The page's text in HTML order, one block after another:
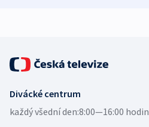
Divácké centrum
každý všední den:8:00—16:00 hodin